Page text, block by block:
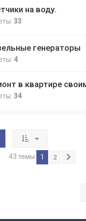
на воду.
33
генераторы
4
в квартире
34
43 темы 1 2